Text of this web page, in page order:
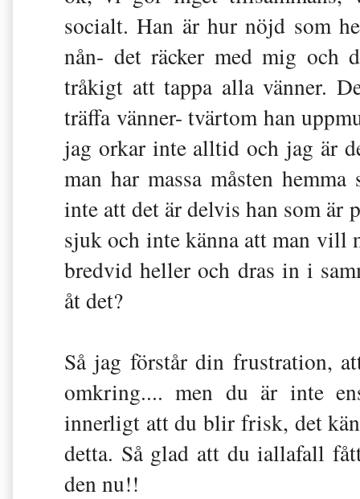
socialt. Han är hur nöjd som
nån- det räcker med mig och
tråkigt att tappa alla vänner.
träffa vänner- tvärtom han
jag orkar inte alltid och jag är
man har massa måsten
inte att det är delvis han som är
sjuk och inte känna att man vill
bredvid heller och dras in i
åt det?
Så jag förstår din frustration,
omkring.... men du är inte
innerligt att du blir frisk, det
detta. Så glad att du iallafall
den nu!!